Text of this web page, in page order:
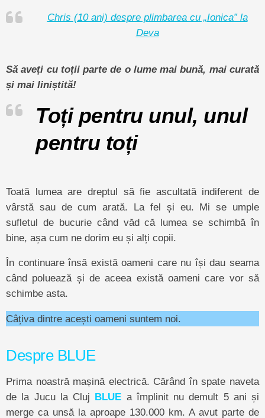
Chris (10 ani) despre plimbarea cu „Ionica” la
Deva
Să aveți cu toții parte de o lume mai bună, mai curată
și mai liniștită!
Toți pentru unul, unul
pentru toți
Toată lumea are dreptul să fie ascultată indiferent de
vârstă sau de cum arată. La fel și eu. Mi se umple
sufletul de bucurie când văd că lumea se schimbă în
bine, așa cum ne dorim eu și alți copii.
În continuare însă există oameni care nu își dau seama
când poluează și de aceea există oameni care vor să
schimbe asta.
Câțiva dintre acești oameni suntem noi.
Despre BLUE
Prima noastră mașină electrică. Cărând în spate naveta
de la Jucu la Cluj BLUE a împlinit nu demult 5 ani și
merge ca unsă la aproape 130.000 km. A avut parte de